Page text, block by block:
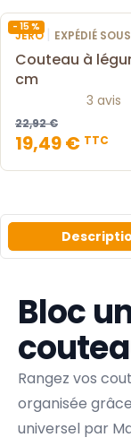
- 15 %
JERO | EXPÉDIÉ
Couteau à
cm
3 avis
22,92 €
19,49 € TTC
Bloc
Rangez vos
organisée
universel par